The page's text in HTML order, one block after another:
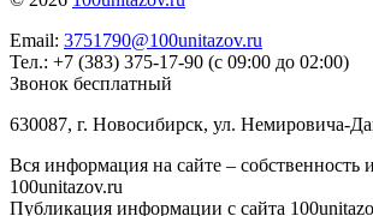
Email: 3751790@100unitazov.ru
Тел.: +7 (383) 375-17-90 (с 09:00 до 02:00)
Звонок бесплатный
630087, г. Новосибирск, ул. Немировича-
Вся информация на сайте – собственность
100unitazov.ru
Публикация информации с сайта